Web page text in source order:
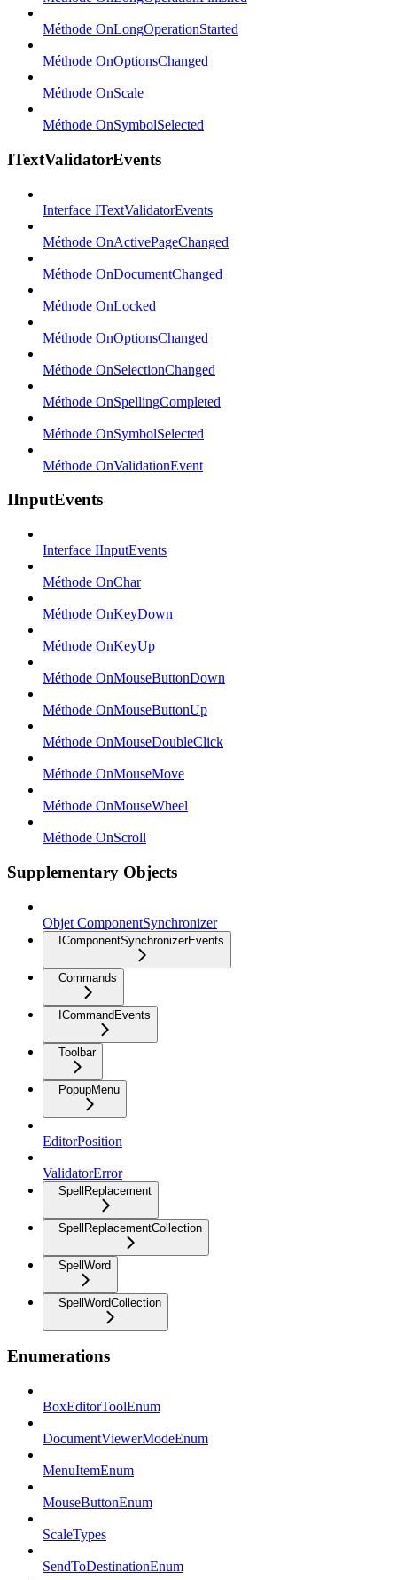
Méthode OnLongOperationStarted
Méthode OnOptionsChanged
Méthode OnScale
Méthode OnSymbolSelected
ITextValidatorEvents
Interface ITextValidatorEvents
Méthode OnActivePageChanged
Méthode OnDocumentChanged
Méthode OnLocked
Méthode OnOptionsChanged
Méthode OnSelectionChanged
Méthode OnSpellingCompleted
Méthode OnSymbolSelected
Méthode OnValidationEvent
IInputEvents
Interface IInputEvents
Méthode OnChar
Méthode OnKeyDown
Méthode OnKeyUp
Méthode OnMouseButtonDown
Méthode OnMouseButtonUp
Méthode OnMouseDoubleClick
Méthode OnMouseMove
Méthode OnMouseWheel
Méthode OnScroll
Supplementary Objects
Objet ComponentSynchronizer
IComponentSynchronizerEvents
Commands
ICommandEvents
Toolbar
PopupMenu
EditorPosition
ValidatorError
SpellReplacement
SpellReplacementCollection
SpellWord
SpellWordCollection
Enumerations
BoxEditorToolEnum
DocumentViewerModeEnum
MenuItemEnum
MouseButtonEnum
ScaleTypes
SendToDestinationEnum